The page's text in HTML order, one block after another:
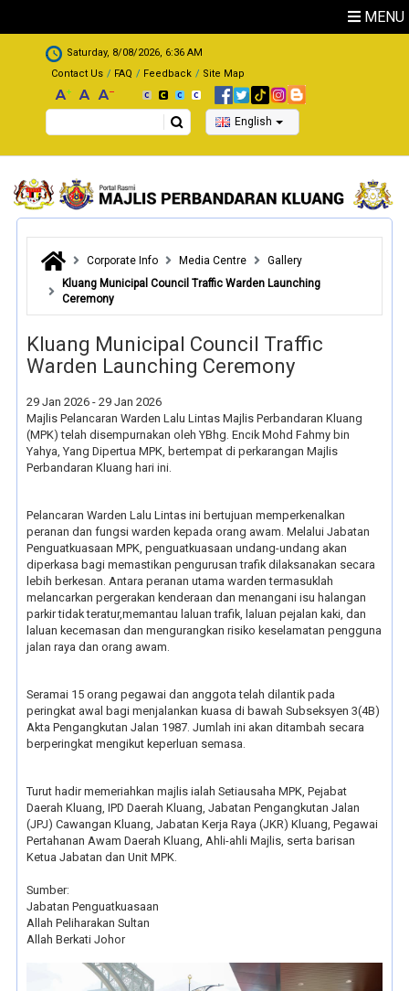
MENU
.
Saturday, 8/08/2026, 6:36 AM
Contact Us
FAQ Feedback Site Map
Search English
Corporate Info Media Centre
Gallery
Kluang Municipal Council Traffic Warden Launching
Ceremony
Kluang Municipal Council Traffic
Warden Launching Ceremony
29 Jan 2026 - 29 Jan 2026
Majlis Pelancaran Warden Lalu Lintas Majlis Perbandaran Kluang
(MPK) telah disempurnakan oleh YBhg. Encik Mohd Fahmy bin
Yahya, Yang Dipertua MPK, bertempat di perkarangan Majlis
Perbandaran Kluang hari ini.
Pelancaran Warden Lalu Lintas ini bertujuan memperkenalkan
peranan dan fungsi warden kepada orang awam. Melalui Jabatan
Penguatkuasaan MPK, penguatkuasaan undang-undang akan
diperkasa bagi memastikan pengurusan trafik dilaksanakan secara
lebih berkesan. Antara peranan utama warden termasuklah
melancarkan pergerakan kenderaan dan menangani isu halangan
parkir tidak teratur,memantau laluan trafik, laluan pejalan kaki, dan
laluan kecemasan dan mengurangkan risiko keselamatan pengguna
jalan raya dan orang awam.
Seramai 15 orang pegawai dan anggota telah dilantik pada
peringkat awal bagi menjalankan kuasa di bawah Subseksyen 3(4B)
Akta Pengangkutan Jalan 1987. Jumlah ini akan ditambah secara
berperingkat mengikut keperluan semasa.
Turut hadir memeriahkan majlis ialah Setiausaha MPK, Pejabat
Daerah Kluang, IPD Daerah Kluang, Jabatan Pengangkutan Jalan
(JPJ) Cawangan Kluang, Jabatan Kerja Raya (JKR) Kluang, Pegawai
Pertahanan Awam Daerah Kluang, Ahli-ahli Majlis, serta barisan
Ketua Jabatan dan Unit MPK.
Sumber:
Jabatan Penguatkuasaan
Allah Peliharakan Sultan
Allah Berkati Johor